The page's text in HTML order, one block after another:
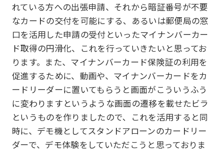
れている方への出張申請、それから暗証番号が不要
なカードの交付を可能にする、あるいは郵便局の窓
口を活用した申請の受付といったマイナンバーカー
ド取得の円滑化、これを行っていきたいと思ってお
ります。また、マイナンバーカード保険証の利用を
促進するために、動画や、マイナンバーカードをカ
ードリーダーに置いてもらうと画面がこういうふう
に変わりますというような画面の遷移を載せたビラ
というものを作りましたので、これを活用すると同
時に、デモ機としてスタンドアローンのカードリー
ダーで、デモ体験をしていただこうと思っておりま